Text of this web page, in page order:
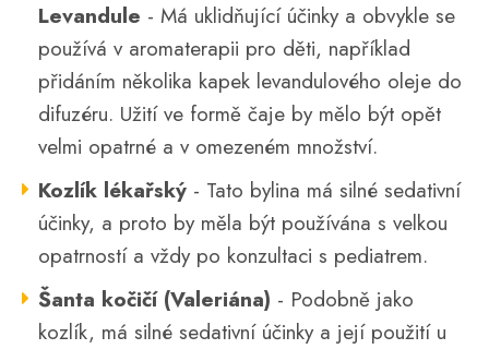
Levandule - Má uklidňující účinky a obvykle se
používá v aromaterapii pro děti, například
přidáním několika kapek levandulového oleje do
difuzéru. Užití ve formě čaje by mělo být opět
velmi opatrné a v omezeném množství.
Kozlík lékařský - Tato bylina má silné sedativní
účinky, a proto by měla být používána s velkou
opatrností a vždy po konzultaci s pediatrem.
Šanta kočičí (Valeriána) - Podobně jako
kozlík, má silné sedativní účinky a její použití u